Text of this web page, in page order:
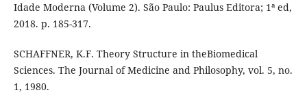
Idade Moderna (Volume 2). São Paulo: Paulus Editora; 1ª ed,
2018. p. 185-317.
SCHAFFNER, K.F. Theory Structure in theBiomedical
Sciences. The Journal of Medicine and Philosophy, vol. 5, no.
1, 1980.